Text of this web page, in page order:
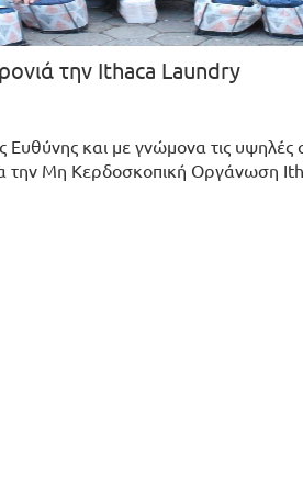
την Ithaca Laundry
Ευθύνης και με γνώμονα τις υψηλές
την Μη Κερδοσκοπική Οργάνωση